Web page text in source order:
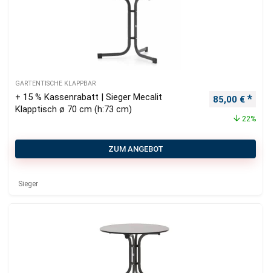
GARTENTISCHE KLAPPBAR
+ 15 % Kassenrabatt | Sieger Mecalit
Klapptisch ø 70 cm (h:73 cm)
85,00 €
22%
ZUM ANGEBOT
Sieger